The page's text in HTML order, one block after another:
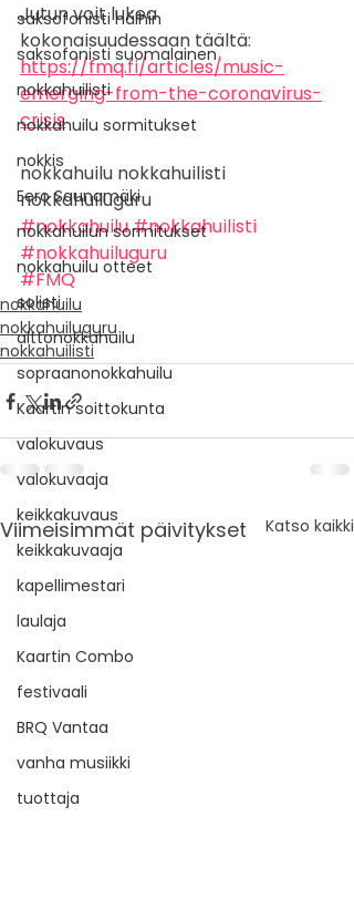
saksofonisti häihin
saksofonisti suomalainen
nokkahuilisti
nokkahuilu sormitukset
nokkis
Eero Saunamäki
nokkahuilun sormitukset
nokkahuilu otteet
solisti
alttonokkahuilu
sopraanonokkahuilu
Kaartin soittokunta
valokuvaus
valokuvaaja
keikkakuvaus
keikkakuvaaja
kapellimestari
laulaja
Kaartin Combo
festivaali
BRQ Vantaa
vanha musiikki
tuottaja
Jutun voit lukea
kokonaisuudessaan täältä:
https://fmq.fi/articles/music-
emerging-from-the-coronavirus-
crisis
nokkahuilu nokkahuilisti
nokkahuiluguru
#nokkahuilu#nokkahuilisti
#nokkahuiluguru
#FMQ
nokkahuilu
nokkahuiluguru
nokkahuilisti
Viimeisimmät päivitykset Katso kaikki